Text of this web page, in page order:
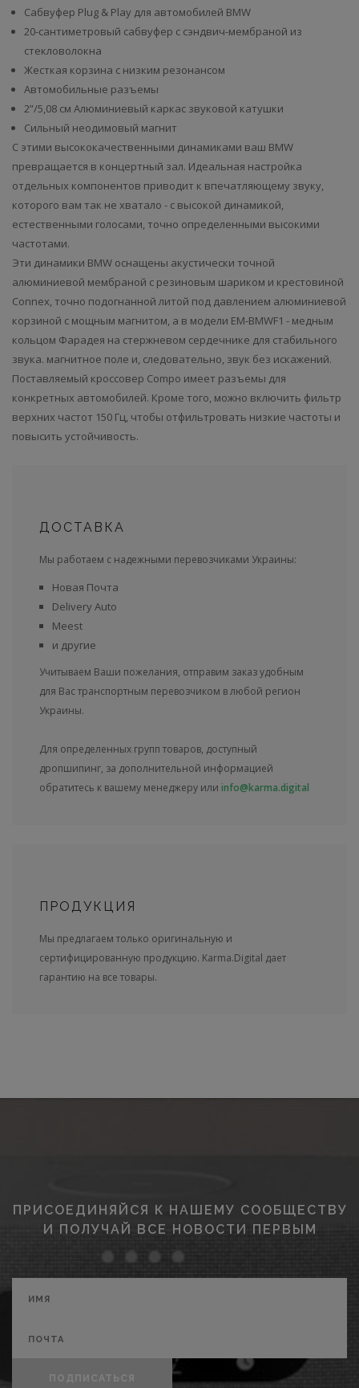
Сабвуфер Plug & Play для автомобилей BMW
20-сантиметровый сабвуфер с сэндвич-мембраной из
стекловолокна
Жесткая корзина с низким резонансом
Автомобильные разъемы
2”/5,08 см Алюминиевый каркас звуковой катушки
Сильный неодимовый магнит
С этими высококачественными динамиками ваш BMW
превращается в концертный зал. Идеальная настройка
отдельных компонентов приводит к впечатляющему звуку,
которого вам так не хватало - с высокой динамикой,
естественными голосами, точно определенными высокими
частотами.
Эти динамики BMW оснащены акустически точной
алюминиевой мембраной с резиновым шариком и крестовиной
Connex, точно подогнанной литой под давлением алюминиевой
корзиной с мощным магнитом, а в модели EM-BMWF1 - медным
кольцом Фарадея на стержневом сердечнике для стабильного
звука. магнитное поле и, следовательно, звук без искажений.
Поставляемый кроссовер Compo имеет разъемы для
конкретных автомобилей. Кроме того, можно включить фильтр
верхних частот 150 Гц, чтобы отфильтровать низкие частоты и
повысить устойчивость.
ДОСТАВКА
Мы работаем с надежными перевозчиками Украины:
Новая Почта
Delivery Auto
Meest
и другие
Учитываем Ваши пожелания, отправим заказ удобным
для Вас транспортным перевозчиком в любой регион
Украины.
Для определенных групп товаров, доступный
дропшипинг, за дополнительной информацией
обратитесь к вашему менеджеру или info@karma.digital
ПРОДУКЦИЯ
Мы предлагаем только оригинальную и
сертифицированную продукцию. Karma.Digital дает
гарантию на все товары.
ПРИСОЕДИНЯЙСЯ К НАШЕМУ СООБЩЕСТВУ
И ПОЛУЧАЙ ВСЕ НОВОСТИ ПЕРВЫМ
ПОДПИСАТЬСЯ